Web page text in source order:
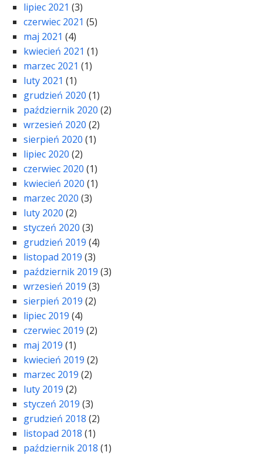
lipiec 2021 (3)
czerwiec 2021 (5)
maj 2021 (4)
kwiecień 2021 (1)
marzec 2021 (1)
luty 2021 (1)
grudzień 2020 (1)
październik 2020 (2)
wrzesień 2020 (2)
sierpień 2020 (1)
lipiec 2020 (2)
czerwiec 2020 (1)
kwiecień 2020 (1)
marzec 2020 (3)
luty 2020 (2)
styczeń 2020 (3)
grudzień 2019 (4)
listopad 2019 (3)
październik 2019 (3)
wrzesień 2019 (3)
sierpień 2019 (2)
lipiec 2019 (4)
czerwiec 2019 (2)
maj 2019 (1)
kwiecień 2019 (2)
marzec 2019 (2)
luty 2019 (2)
styczeń 2019 (3)
grudzień 2018 (2)
listopad 2018 (1)
październik 2018 (1)